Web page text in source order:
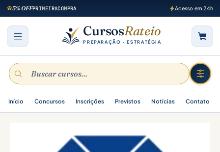
5% OFFPRIMEIRACOMPRA Acesso em 24h
CursosRateio
PREPARAÇÃO · ESTRATÉGIA
Início Concursos Inscrições Previstos Notícias Contato